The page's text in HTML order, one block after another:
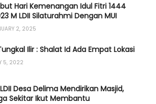
Hari Kemenangan Idul Fitri 1444
M LDII Silaturahmi Dengan MUI
2, 2025
Ilir : Shalat Id Ada Empat Lokasi
5, 2022
Desa Delima Mendirikan Masjid,
Sekitar Ikut Membantu